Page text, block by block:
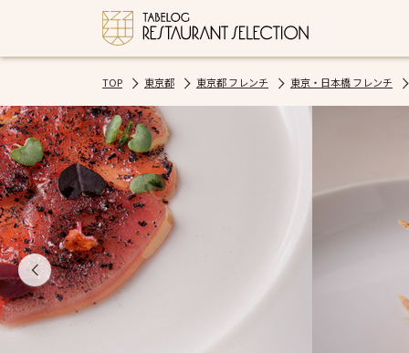
TOP 東京都 東京都 フレンチ 東京・日本橋 フレンチ